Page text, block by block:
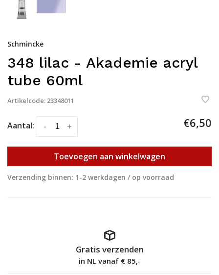
Schmincke
348 lilac - Akademie acryl
tube 60ml
Artikelcode: 23348011
Aantal: +
- €6,50
Toevoegen aan winkelwagen
Verzending binnen: 1-2 werkdagen / op voorraad
Gratis verzenden
in NL vanaf € 85,-